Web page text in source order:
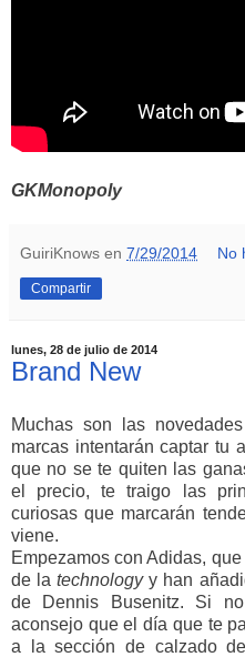
GKMonopoly
GuiriKnows en 7/29/2014 No
Compartir
lunes, 28 de julio de 2014
Brand New
Muchas son las
marcas intentarán captar tu
que no se te quiten las
el precio, te traigo las
curiosas que marcarán
viene.
Empezamos con Adidas,
de latechnologyy han
de Dennis Busenitz. Si
aconsejo que el día que te
a la sección de calzado